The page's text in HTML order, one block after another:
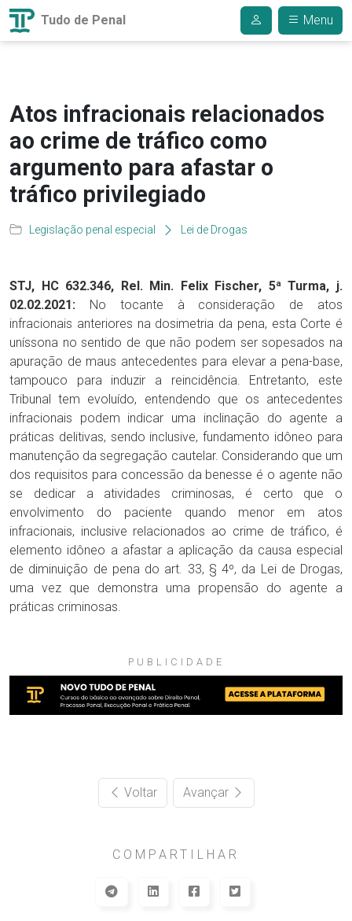
Tudo de Penal Menu
Atos infracionais relacionados
ao crime de tráfico como
argumento para afastar o
tráfico privilegiado
Legislação penal especial Lei de Drogas
STJ, HC 632.346, Rel. Min. Felix Fischer, 5ª Turma, j.
02.02.2021: No tocante à consideração de atos
infracionais anteriores na dosimetria da pena, esta Corte é
uníssona no sentido de que não podem ser sopesados na
apuração de maus antecedentes para elevar a pena-base,
tampouco para induzir a reincidência. Entretanto, este
Tribunal tem evoluído, entendendo que os antecedentes
infracionais podem indicar uma inclinação do agente a
práticas delitivas, sendo inclusive, fundamento idôneo para
manutenção da segregação cautelar. Considerando que um
dos requisitos para concessão da benesse é o agente não
se dedicar a atividades criminosas, é certo que o
envolvimento do paciente quando menor em atos
infracionais, inclusive relacionados ao crime de tráfico, é
elemento idôneo a afastar a aplicação da causa especial
de diminuição de pena do art. 33, § 4º, da Lei de Drogas,
uma vez que demonstra uma propensão do agente a
práticas criminosas.
PUBLICIDADE
Voltar Avançar
COMPARTILHAR